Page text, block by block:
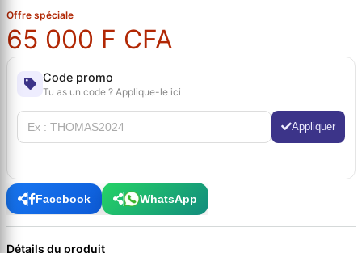
Offre spéciale
65 000 F CFA
Code promo
Tu as un code ? Applique-le ici
Appliquer
Facebook WhatsApp
Détails du produit